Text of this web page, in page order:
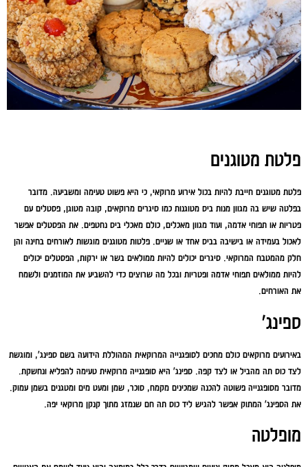
פלטת מטוגנים
פלטת מטוגנים חייבת להיות בכול אירוע מרוקאי, כי היא פשוט טעימה ומשביעה. מדובר
בפלטה שיש בה מגוון מנות ביס מטוגנות כמו סיגרים מרוקאים, קובה מטוגן, פסטלים עם
פטריות או תפוחי אדמה, ועוד מגוון מאכלים, כולם מאכלי ביס נחטפים. את הפסטלים אפשר
לאכול בעמידה או בישיבה בביס אחד או שניים. פלטות מטוגנים מוגשות לאורחים בחינה והן
חלק מהמטבח המרוקאי. סיגרים יכולים להיות ממולאים בשר או ירקות, הפסטלים יכולים
להיות ממולאים תפוחי אדמה ופטריות ובכל מה שרוצים כדי להשביע את המוזמנים ולשמח
את האורחים.
ספינג'
באירועים מרוקאים כולם מחכים לסופגנייה המרוקאית המהוללת הידועה בשם ספינג', ומוגשת
לצד כוס תה מהביל או לצד קפה. ספינג' היא סופגנייה מרוקאית טעימה להפליא ונחשקת.
מדובר מסופגנייה פשוטה להכנה שמכינים מקמח, סוכר, שמן ומעט מים ומטגנים בשמן עמוק.
את הספינג' המתוק אפשר להגיש ליד כוס תה חם שנמזג מתוך קנקן מרוקאי יפה.
מופלטה